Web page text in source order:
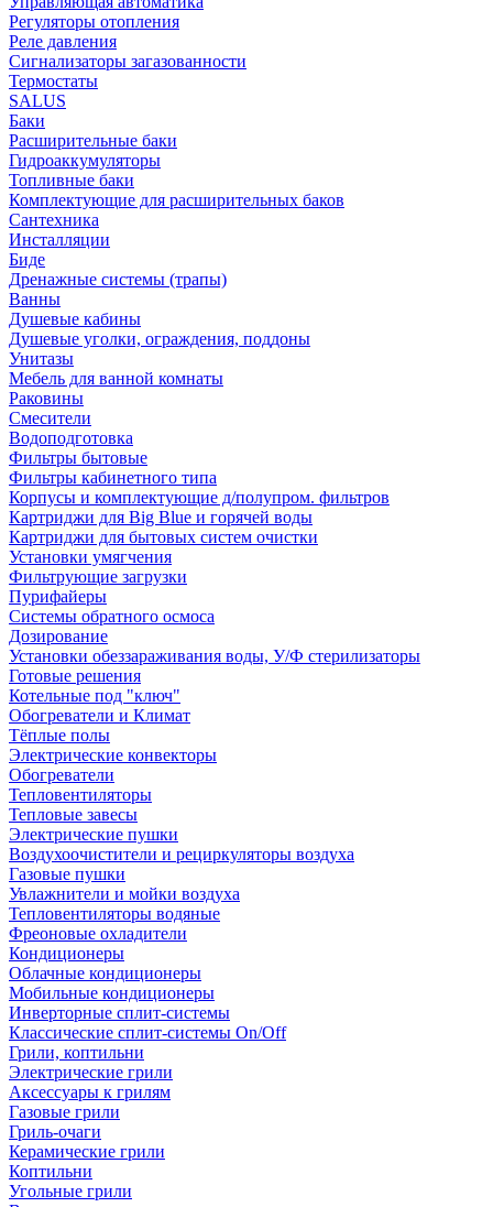
Регуляторы отопления
Реле давления
Сигнализаторы загазованности
Термостаты
SALUS
Баки
Расширительные баки
Гидроаккумуляторы
Топливные баки
Комплектующие для расширительных баков
Сантехника
Инсталляции
Биде
Дренажные системы (трапы)
Ванны
Душевые кабины
Душевые уголки, ограждения, поддоны
Унитазы
Мебель для ванной комнаты
Раковины
Смесители
Водоподготовка
Фильтры бытовые
Фильтры кабинетного типа
Корпусы и комплектующие д/полупром. фильтров
Картриджи для Big Blue и горячей воды
Картриджи для бытовых систем очистки
Установки умягчения
Фильтрующие загрузки
Пурифайеры
Системы обратного осмоса
Дозирование
Установки обеззараживания воды, У/Ф стерилизаторы
Готовые решения
Котельные под "ключ"
Обогреватели и Климат
Тёплые полы
Электрические конвекторы
Обогреватели
Тепловентиляторы
Тепловые завесы
Электрические пушки
Воздухоочистители и рециркуляторы воздуха
Газовые пушки
Увлажнители и мойки воздуха
Тепловентиляторы водяные
Фреоновые охладители
Кондиционеры
Облачные кондиционеры
Мобильные кондиционеры
Инверторные сплит-системы
Классические сплит-системы On/Off
Грили, коптильни
Электрические грили
Аксессуары к грилям
Газовые грили
Гриль-очаги
Керамические грили
Коптильни
Угольные грили